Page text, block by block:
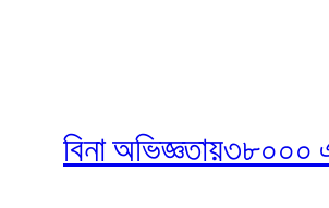
বিনা অভিজ্ঞতায়৩৮০০০